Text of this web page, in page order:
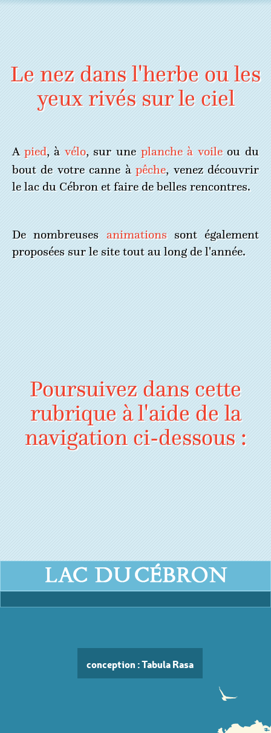
Le nez dans l'herbe ou les
yeux rivés sur le ciel
A pied, à vélo, sur une planche à voileou du
bout de votre canne àpêche, venez découvrir
le lac du Cébron et faire de belles rencontres.
De nombreuses animationssont également
proposées sur le site tout au long de l'année.
Poursuivez dans cette
rubrique à l'aide de la
navigation ci-dessous :
conception : Tabula Rasa